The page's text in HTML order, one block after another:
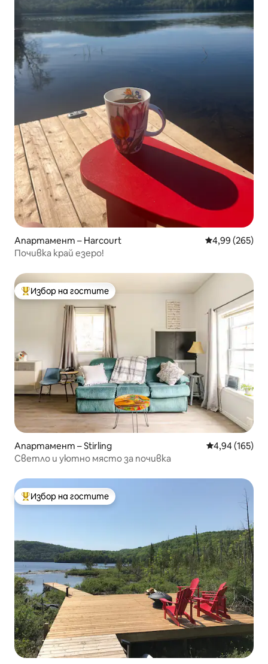
Апартамент – Harcourt Средна
4,99 (265)
Почивка край езеро!
Най-популярен избор на гостите
Избор на гостите
Апартамент – Stirling Средна
4,94 (165)
Светло и уютно място за почивка
Най-популярен избор на гостите
Избор на гостите